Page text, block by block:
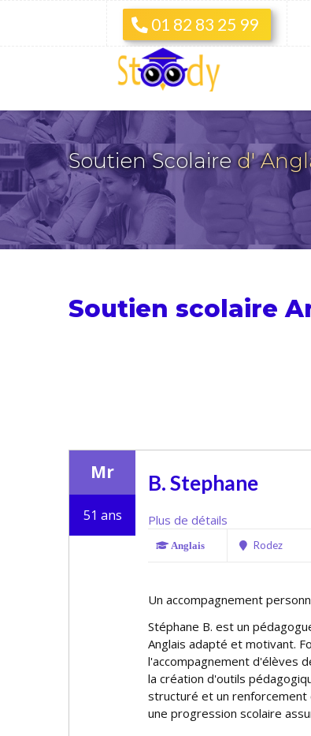
01 82 83 25 99
Soutien Scolaired'
Soutien scolaire
Mr
51 ans
B. Stephane
Plus de détails
Anglais Rodez
Un accompagnement
Stéphane B. est un
Anglais adapté et motivant.
l'accompagnement d'élèves
la création d'outils
structuré et un renforcement
une progression scolaire